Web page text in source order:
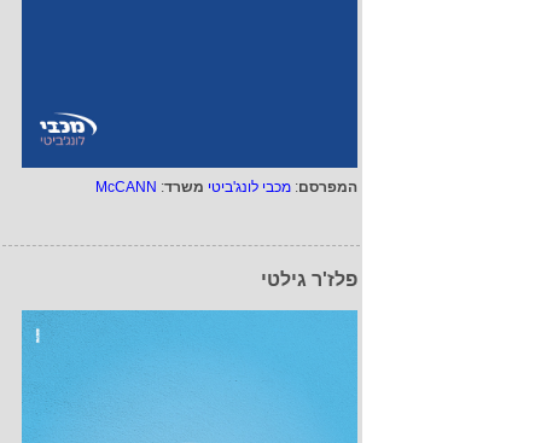
המפרסם: מכבי לונג'ביטי משרד:
McCANN
פלז'ר גילטי